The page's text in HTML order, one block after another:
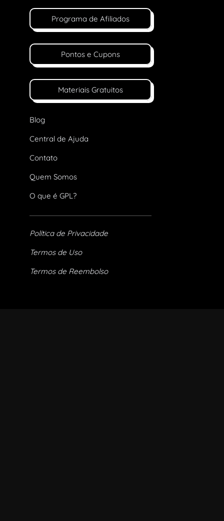
Programa de Afiliados
Pontos e Cupons
Materiais Gratuitos
Blog
Central de Ajuda
Contato
Quem Somos
O que é GPL?
Política de Privacidade
Termos de Uso
Termos de Reembolso